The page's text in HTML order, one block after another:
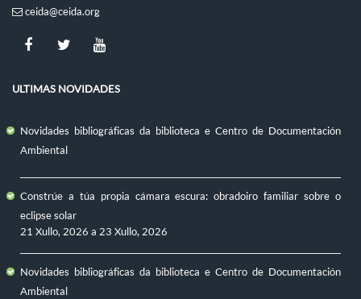
ceida@ceida.org
ULTIMAS NOVIDADES
Novidades bibliográficas da biblioteca e Centro de Documentación
Ambiental
Constrúe a túa propia cámara escura: obradoiro familiar sobre o
eclipse solar
21 Xullo, 2026 a 23 Xullo, 2026
Novidades bibliográficas da biblioteca e Centro de Documentación
Ambiental